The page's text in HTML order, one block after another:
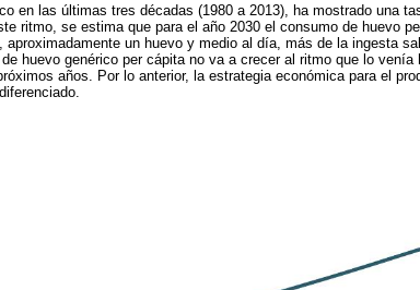
en las últimas tres décadas (1980 a 2013), ha mostrado una
ritmo, se estima que para el año 2030 el consumo de huevo
aproximadamente un huevo y medio al día, más de la ingesta
huevo genérico per cápita no va a crecer al ritmo que lo venía
años. Por lo anterior, la estrategia económica para el